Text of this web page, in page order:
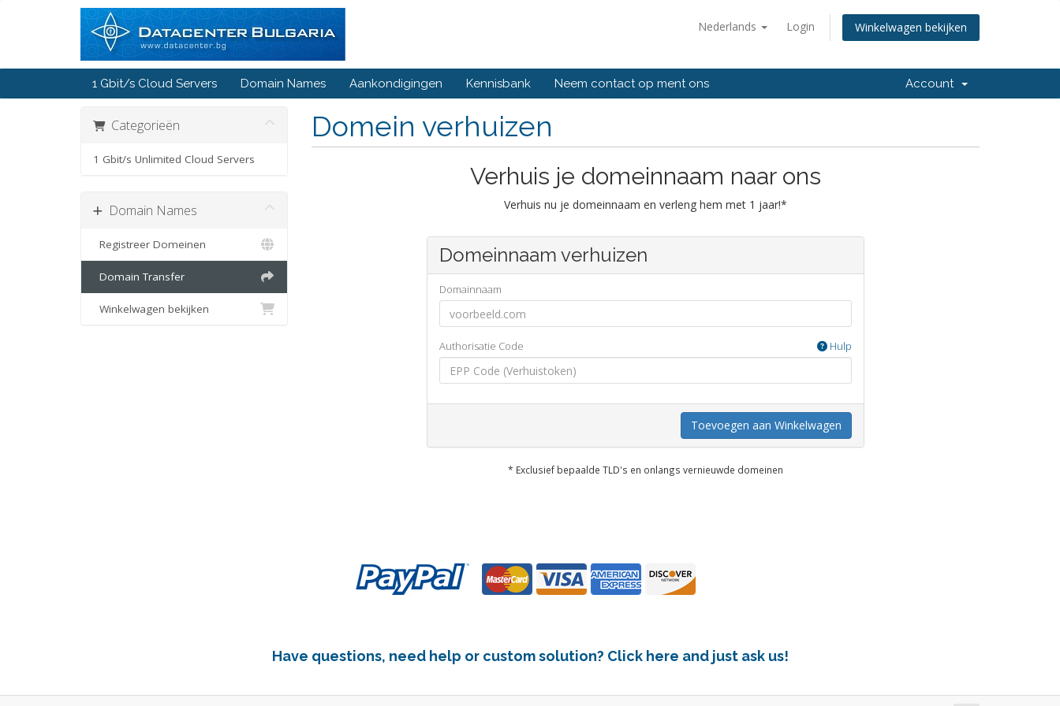
Nederlands Login Winkelwagen bekijken
1 Gbit/s Cloud Servers Domain Names Aankondigingen Kennisbank Neem contact op ment ons Account
Categorieën
1 Gbit/s Unlimited Cloud Servers
Domain Names
Registreer Domeinen
Domain Transfer
Winkelwagen bekijken
Domein verhuizen
Verhuis je domeinnaam naar ons
Verhuis nu je domeinnaam en verleng hem met 1 jaar!*
Domeinnaam verhuizen
Domainnaam
Authorisatie Code Hulp
Toevoegen aan Winkelwagen
* Exclusief bepaalde TLD's en onlangs vernieuwde domeinen
Have questions, need help or custom solution? Click here and just ask us!